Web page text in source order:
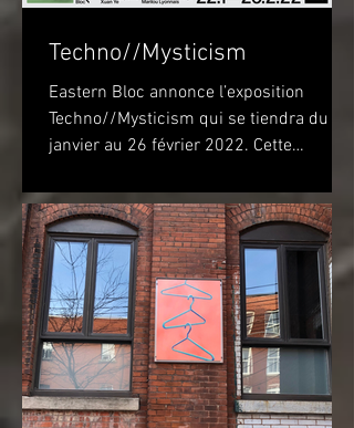
Techno//Mysticism
Eastern Bloc annonce l’exposition
Techno//Mysticism qui se tiendra du 22
janvier au 26 février 2022. Cette